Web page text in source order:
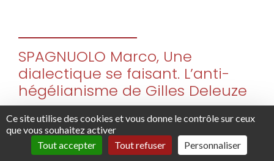
Ce site utilise des cookies et vous donne le contrôle sur ceux
que vous souhaitez activer
Tout accepter
Tout refuser Personnaliser
SPAGNUOLO Marco, Une
dialectique se faisant. L’anti-
hégélianisme de Gilles Deleuze